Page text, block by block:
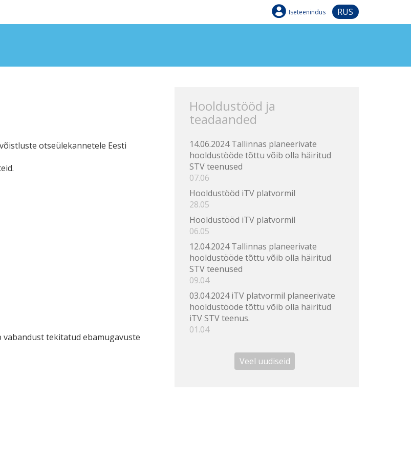
Iseteenindus RUS
otseülekannetele Eesti
vabandust tekitatud ebamugavuste
Hooldustööd ja
teadaanded
14.06.2024 Tallinnas planeerivate
hooldustööde tõttu võib olla häiritud
STV teenused
07.06
Hooldustööd iTV platvormil
28.05
Hooldustööd iTV platvormil
06.05
12.04.2024 Tallinnas planeerivate
hooldustööde tõttu võib olla häiritud
STV teenused
09.04
03.04.2024 iTV platvormil planeerivate
hooldustööde tõttu võib olla häiritud
iTV STV teenus.
01.04
Veel uudiseid